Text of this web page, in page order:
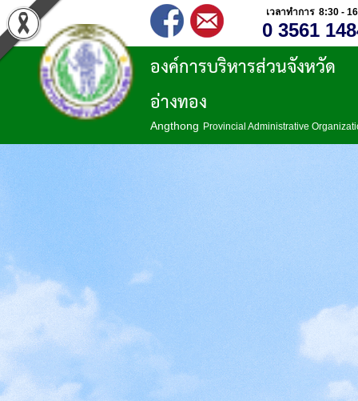
เวลาทำการ 8:30 -
0 3561
องค์การบริหารส่วนจังหวัด
อ่างทอง
Angthong Provincial Administrative